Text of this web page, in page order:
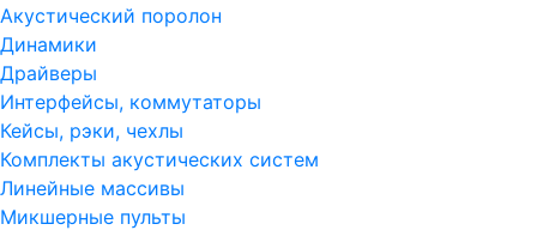
Акустический поролон
Динамики
Драйверы
Интерфейсы, коммутаторы
Кейсы, рэки, чехлы
Комплекты акустических систем
Линейные массивы
Микшерные пульты